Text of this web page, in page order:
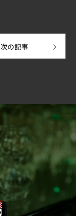
次の記事